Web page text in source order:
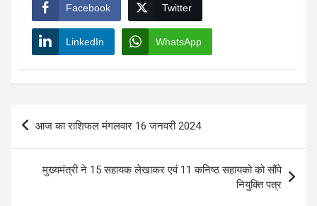
Facebook Twitter
LinkedIn WhatsApp
Post
आज का राशिफल मंगलवार 16 जनवरी 2024
मुख्यमंत्री ने 15 सहायक लेखाकर एवं 11 कनिष्ठ सहायको को सौंपे
नियुक्ति पत्र